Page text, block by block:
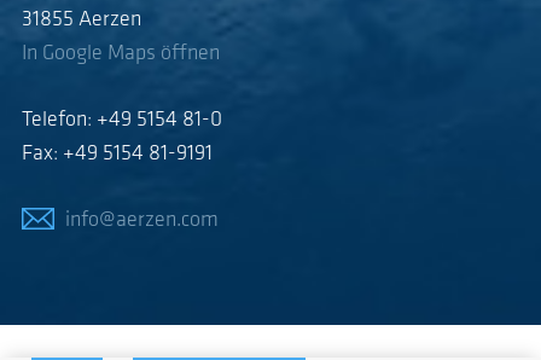
31855 Aerzen
In Google Maps öffnen
Telefon: +49 5154 81-0
Fax: +49 5154 81-9191
info@aerzen.com